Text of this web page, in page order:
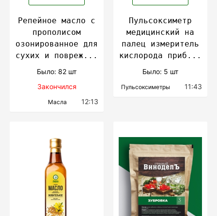
Репейное масло с
прополисом
озонированное для
сухих и повреж...
Было: 82 шт
Закончился
Масла 12:13
Пульсоксиметр
медицинский на
палец измеритель
кислорода приб...
Было: 5 шт
Пульсоксиметры 11:43